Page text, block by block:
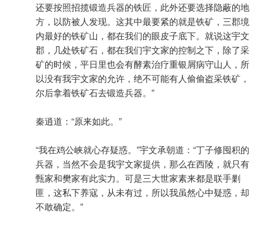
还要按照招揽锻造兵器的铁匠，此外还要选择隐蔽的地
方，以防被人发现。这其中最要紧的就是铁矿，三郡境
内最好的铁矿山，都在我们的眼皮子底下。就说这宇文
郡，几处铁矿石，都在我们宇文家的控制之下，除了采
矿的时候，平日里也会有酵素治疗重银屑病守山人，所
以没有我宇文家的允许，绝不可能有人偷偷盗采铁矿，
尔后拿着铁矿石去锻造兵器。”
秦逍道：“原来如此。”
“我在鸡公峡就心存疑惑。”宇文承朝道：“丁子修囤积的
兵器，当然不会是我宇文家提供，那么在西陵，就只有
甄家和樊家有此实力。可是三大世家素来都是联手剿
匪，这私下养寇，从未有过，所以我虽然心中疑惑，却
不敢确定。”